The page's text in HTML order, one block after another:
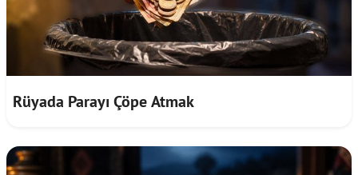
Rüyada Parayı Çöpe Atmak